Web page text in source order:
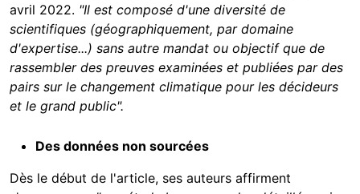
avril 2022. "Il est composé d'une diversité de
scientifiques (géographiquement, par domaine
d'expertise...) sans autre mandat ou objectif que de
rassembler des preuves examinées et publiées par des
pairs sur le changement climatique pour les décideurs
et le grand public".
Des données non sourcées
Dès le début de l'article, ses auteurs affirment